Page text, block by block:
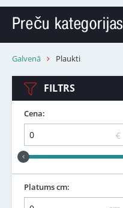
Preču kategorijas
Galvenā Plaukti
FILTRS
Cena:
€
Platums cm: